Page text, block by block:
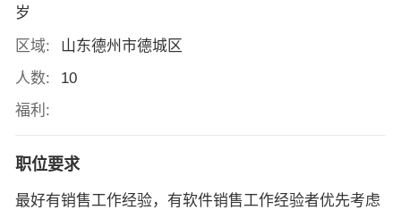
岁
区域:
山东德州市德城区
人数:
10
福利:
职位要求
最好有销售工作经验，有软件销售工作经验者优先考虑